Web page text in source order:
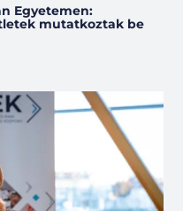
Egyetemen:
mutatkoztak be